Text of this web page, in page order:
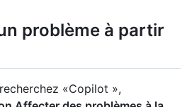
problème à partir
«Copilot »,